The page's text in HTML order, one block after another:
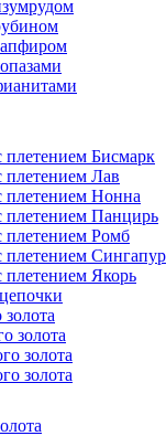
плетением Бисмарк
плетением Лав
плетением Нонна
плетением Панцирь
плетением Ромб
плетением Сингапур
плетением Якорь
золота
золота
золота